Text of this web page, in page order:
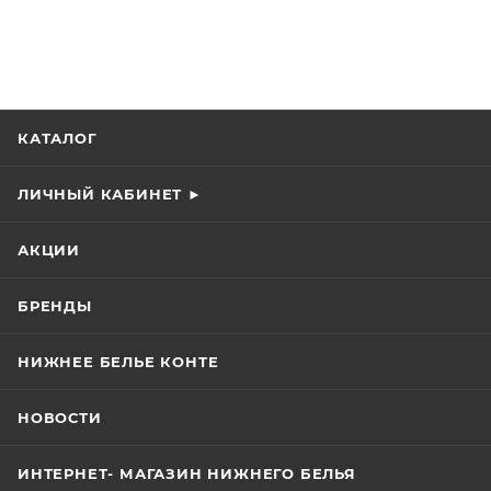
КАТАЛОГ
ЛИЧНЫЙ КАБИНЕТ ►
АКЦИИ
БРЕНДЫ
НИЖНЕЕ БЕЛЬЕ КОНТЕ
НОВОСТИ
ИНТЕРНЕТ- МАГАЗИН НИЖНЕГО БЕЛЬЯ